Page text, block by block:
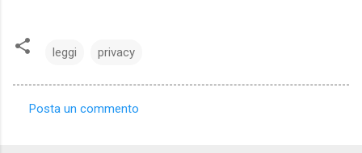
leggi privacy
Posta un commento